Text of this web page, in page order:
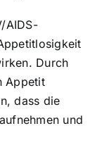
AIDS-
Durch
Appetit
dass die
und